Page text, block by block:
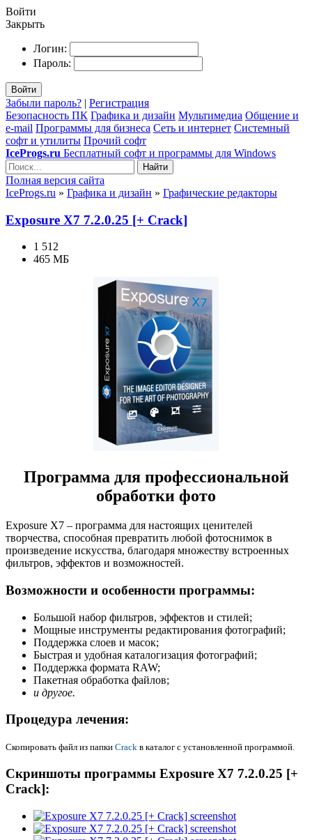
Войти
Закрыть
Логин:
Пароль:
Войти
Забыли пароль? | Регистрация
Безопасность ПК Графика и дизайн Мультимедиа Общение и
e-mail Программы для бизнеса Сеть и интернет Системный
софт и утилиты Прочий софт
IceProgs.ru Бесплатный софт и программы для Windows
Найти
Полная версия сайта
IceProgs.ru » Графика и дизайн » Графические редакторы
Exposure X7 7.2.0.25 [+ Crack]
1 512
465 МБ
Программа для профессиональной
обработки фото
Exposure X7 – программа для настоящих ценителей
творчества, способная превратить любой фотоснимок в
произведение искусства, благодаря множеству встроенных
фильтров, эффектов и возможностей.
Возможности и особенности программы:
Большой набор фильтров, эффектов и стилей;
Мощные инструменты редактирования фотографий;
Поддержка слоев и масок;
Быстрая и удобная каталогизация фотографий;
Поддержка формата RAW;
Пакетная обработка файлов;
и другое.
Процедура лечения:
Скопировать файл из папки Crack в каталог с установленной программой.
Скриншоты программы Exposure X7 7.2.0.25 [+
Crack]: